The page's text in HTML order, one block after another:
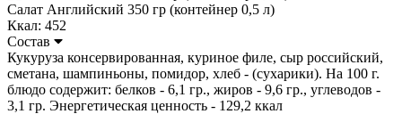
Салат Английский 350 гр (контейнер 0,5 л)
Ккал: 452
Состав
Кукуруза консервированная, куриное филе, сыр российский,
сметана, шампиньоны, помидор, хлеб - (сухарики). На 100 г.
блюдо содержит: белков - 6,1 гр., жиров - 9,6 гр., углеводов -
3,1 гр. Энергетическая ценность - 129,2 ккал